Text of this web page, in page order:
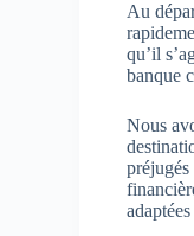
Au
qu’il
banque
Nous
préjugés